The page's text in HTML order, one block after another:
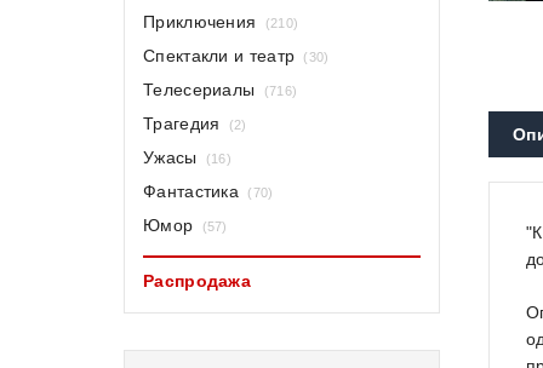
Приключения (210)
Спектакли и театр (30)
Телесериалы (716)
Трагедия (2)
Ужасы (16)
Фантастика (70)
Юмор (57)
Распродажа